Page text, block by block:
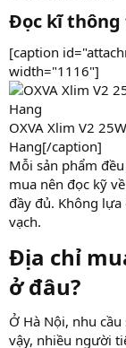
Đọc kĩ
[caption
width="1116"]
OXVA Xlim V2
Hang[/caption]
Mỗi sản phẩm
mua nên đọc kỹ
đầy đủ. Không
vạch.
Địa chỉ
ở đâu?​
Ở Hà Nội, nhu
vậy, nhiều người